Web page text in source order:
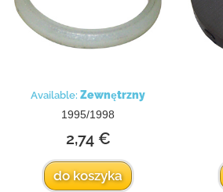
Available: Zewnętrzny
1995/1998
2,74 €
do koszyka